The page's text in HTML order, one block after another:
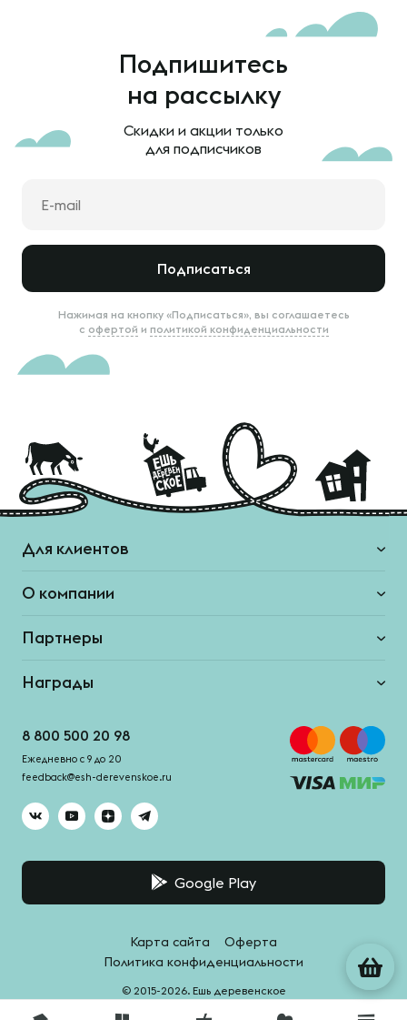
Подпишитесь
на рассылку
Скидки и акции только
для подписчиков
Подписаться
Нажимая на кнопку «Подписаться», вы соглашаетесь
с офертой и политикой конфиденциальности
Для клиентов
О компании
Партнеры
Награды
8 800 500 20 98
Ежедневно с 9 до 20
feedback@esh-derevenskoe.ru
Google Play
© 2015-2026. Ешь деревенское
Карта сайта
Оферта
Политика конфиденциальности